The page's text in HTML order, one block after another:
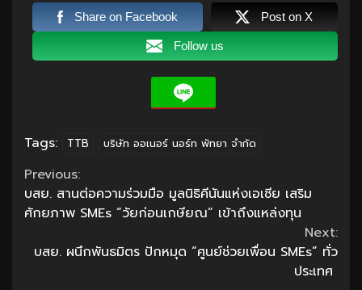
Share on Facebook Post on X
Follow us
Tags: TTB บริษัท ออเนอร์ นอร์ท พัทยา จำกัด
Continue
Reading
Previous:
บสย. สานต่อความร่วมมือ มูลนิธิคีนันแห่งเอเซีย เสริม
ศักยภาพ SMEs “วัยก่อนเกษียณ” เข้าถึงแหล่งทุน
Next:
บสย. ผนึกพันธมิตร ปักหมุด “ศูนย์ช่วยเพื่อน SMEs” ทั่ว
ประเทศ